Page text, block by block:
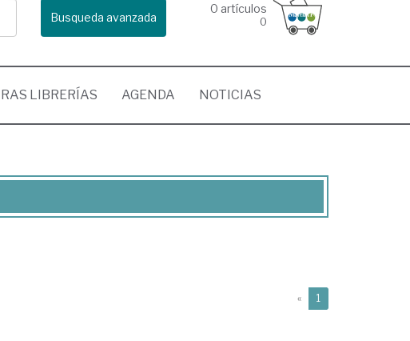
Busqueda avanzada
0 artículos
0
LIBRERÍAS AGENDA NOTICIAS
« 1